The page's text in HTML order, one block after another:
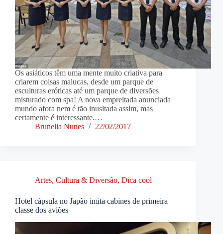
Os asiáticos têm uma mente muito criativa para
criarem coisas malucas, desde um parque de
esculturas eróticas até um parque de diversões
misturado com spa! A nova empreitada anunciada
mundo afora nem é tão inusitada assim, mas
certamente é interessante.…
Brunella Nunes
22/02/2017
Artes, Cultura & Diversão, Dica cool
Hotel cápsula no Japão imita cabines de primeira
classe dos aviões